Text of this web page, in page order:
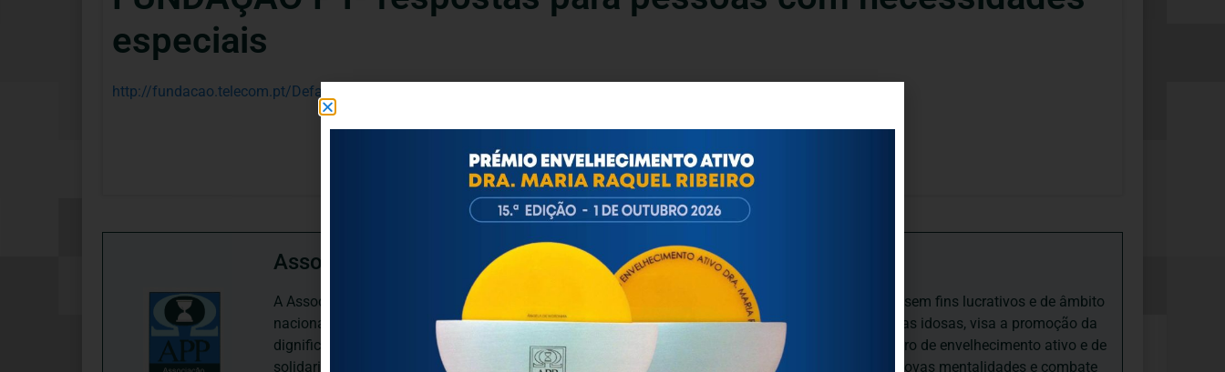
especiais
http://fundacao.telecom.pt/Default.aspx?tabid=105
Associação Portuguesa de Psicogerontologia
A Associação Portuguesa de Psicogerontologia-APP, Instituição Particular de Solidariedade Social sem fins lucrativos e de âmbito
nacional, dedica-se às questões biopsicológicas e sociais inerentes ao envelhecimento e às pessoas idosas, visa a promoção da
dignificação, respeito, saúde, autonomia, participação e segurança das pessoas idosas, num quadro de envelhecimento ativo e de
solidariedade intergeracional, e de uma sociedade mais inclusiva para todas as idades, promove novas mentalidades e combate